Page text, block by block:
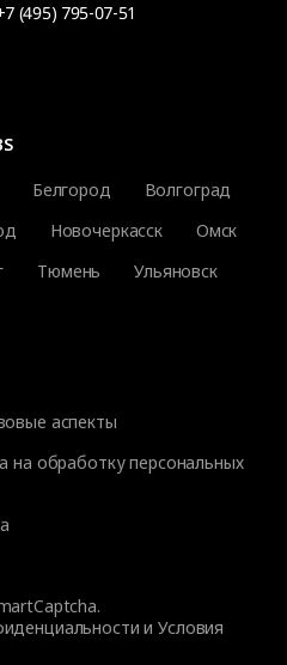
(495) 795-07-51
Белгород
Волгоград
Новочеркасск
Омск
Тюмень
Ульяновск
аспекты
на обработку персональных
иУсловия